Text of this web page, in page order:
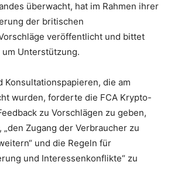
überwacht, hat im Rahmen ihrer
der britischen
veröffentlicht und bittet
Unterstützung.
Konsultationspapieren, die am
wurden, forderte die FCA Krypto-
zu Vorschlägen zu geben,
Zugang der Verbraucher zu
und die Regeln für
und Interessenkonflikte“ zu